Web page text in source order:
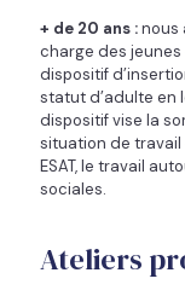
+ de 20 ans :nous
charge des jeunes
dispositif
statut d’adulte en
dispositif vise la
situation de travail
ESAT, le travail
sociales.
Ateliers